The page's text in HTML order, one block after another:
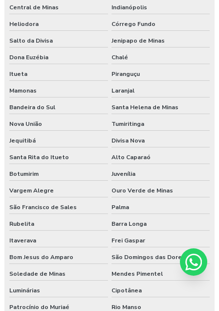
Central de Minas Indianópolis
Heliodora Córrego Fundo
Salto da Divisa Jenipapo de Minas
Dona Euzébia Chalé
Itueta Piranguçu
Mamonas Laranjal
Bandeira do Sul Santa Helena de Minas
Nova União Tumiritinga
Jequitibá Divisa Nova
Santa Rita do Itueto Alto Caparaó
Botumirim Juvenília
Vargem Alegre Ouro Verde de Minas
São Francisco de Sales Palma
Rubelita Barra Longa
Itaverava Frei Gaspar
Bom Jesus do Amparo São Domingos das Dores
Soledade de Minas Mendes Pimentel
Luminárias Cipotânea
Patrocínio do Muriaé Rio Manso